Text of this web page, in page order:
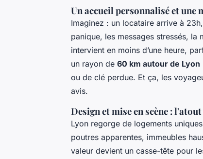
Un accueil personnalisé et une
Imaginez : un locataire arrive à
panique, les messages stressés,
intervient en moins d’une heure,
un rayon de 60 km autour de Lyon
ou de clé perdue. Et ça, les
avis.
Design et mise en scène :
Lyon regorge de logements
poutres apparentes, immeubles
valeur devient un casse-tête pour